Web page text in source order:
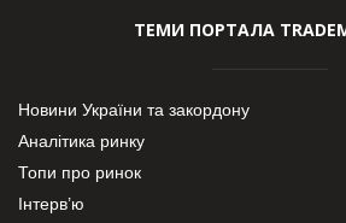
ТЕМИ ПОРТАЛА
Новини України та закордону
Аналітика ринку
Топи про ринок
Інтерв’ю